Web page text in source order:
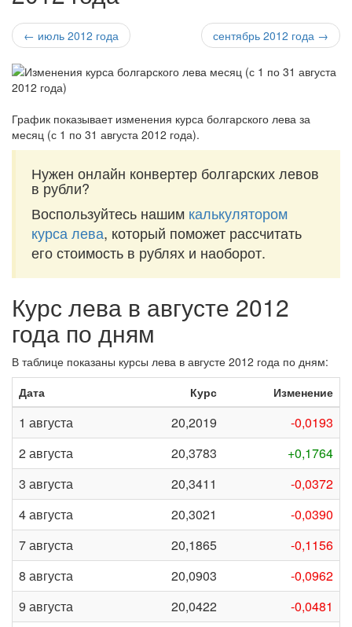
← июль 2012 года сентябрь 2012 года →
График показывает изменения курса болгарского лева за
месяц (с 1 по 31 августа 2012 года).
Нужен онлайн конвертер болгарских левов
в рубли?
Воспользуйтесь нашим калькулятором
курса лева, который поможет рассчитать
его стоимость в рублях и наоборот.
Курс лева в августе 2012
года по дням
В таблице показаны курсы лева в августе 2012 года по дням:
Дата
Курс Изменение
1 августа 20,2019
-0,0193
2 августа
20,3783
+0,1764
3 августа
20,3411
-0,0372
4 августа
20,3021
-0,0390
7 августа
20,1865
-0,1156
8 августа
20,0903
-0,0962
9 августа
20,0422
-0,0481